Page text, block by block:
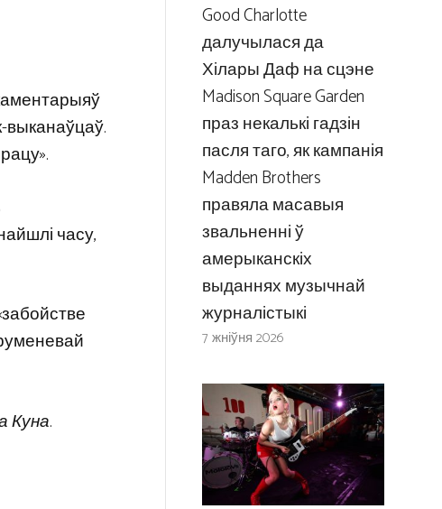
выканаўцаў.
часу,
​​Куна.
Good Charlotte
далучылася да
Хілары Даф на сцэне
Madison Square Garden
праз некалькі гадзін
пасля таго, як кампанія
Madden Brothers
правяла масавыя
звальненні ў
амерыканскіх
выданнях музычнай
журналістыкі
7 жніўня 2026